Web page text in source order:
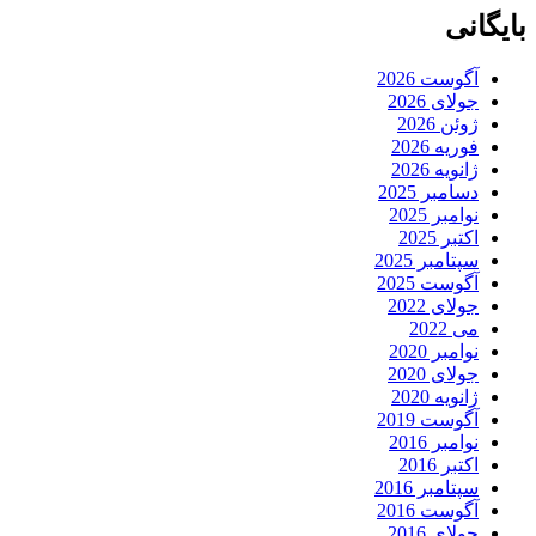
بایگانی
آگوست 2026
جولای 2026
ژوئن 2026
فوریه 2026
ژانویه 2026
دسامبر 2025
نوامبر 2025
اکتبر 2025
سپتامبر 2025
آگوست 2025
جولای 2022
می 2022
نوامبر 2020
جولای 2020
ژانویه 2020
آگوست 2019
نوامبر 2016
اکتبر 2016
سپتامبر 2016
آگوست 2016